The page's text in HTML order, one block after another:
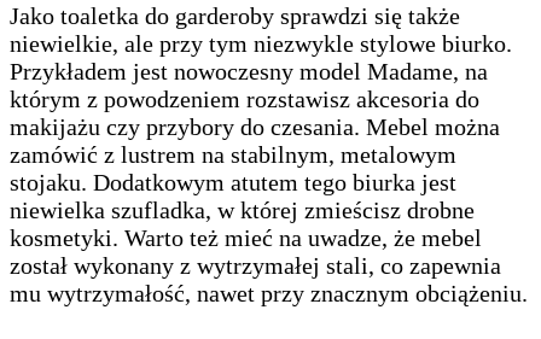
Jako toaletka do garderoby sprawdzi się także
niewielkie, ale przy tym niezwykle stylowe biurko.
Przykładem jest nowoczesny model Madame, na
którym z powodzeniem rozstawisz akcesoria do
makijażu czy przybory do czesania. Mebel można
zamówić z lustrem na stabilnym, metalowym
stojaku. Dodatkowym atutem tego biurka jest
niewielka szufladka, w której zmieścisz drobne
kosmetyki. Warto też mieć na uwadze, że mebel
został wykonany z wytrzymałej stali, co zapewnia
mu wytrzymałość, nawet przy znacznym obciążeniu.